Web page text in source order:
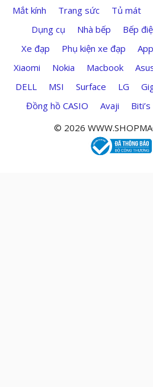
Mắt kính Trang sức Tủ mát
Dụng cụ
Nhà bếp Bếp
Xe đạp
Phụ kiện xe đạp
Xiaomi
Nokia Macbook
DELL
MSI Surface LG
Đồng hồ CASIO
Avaji Biti’s
© 2026